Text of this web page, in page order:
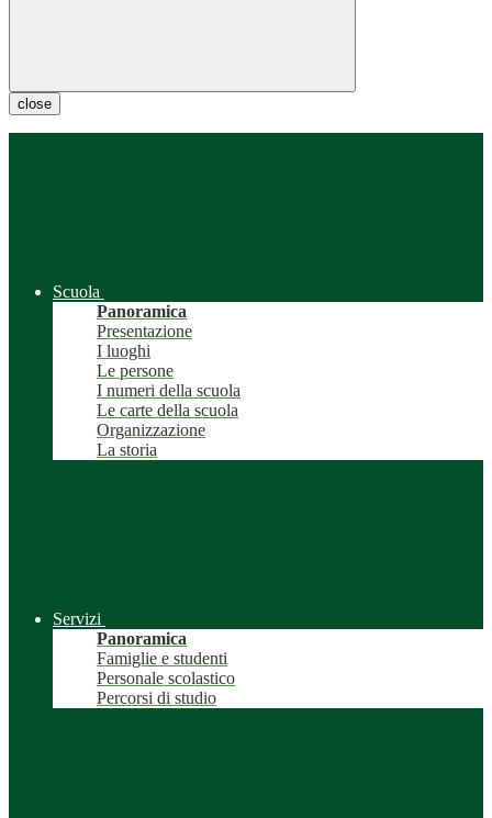
close
Scuola
Panoramica
Presentazione
I luoghi
Le persone
I numeri della scuola
Le carte della scuola
Organizzazione
La storia
Servizi
Panoramica
Famiglie e studenti
Personale scolastico
Percorsi di studio